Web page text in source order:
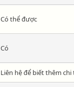
Có thể được
Có
Liên hệ để biết thêm chi